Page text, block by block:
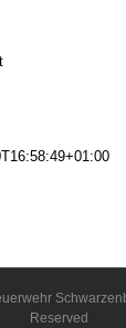
Reserved